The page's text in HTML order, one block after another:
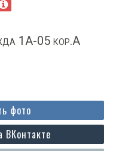
1А-05 кор.А
ВКонтакте
фото